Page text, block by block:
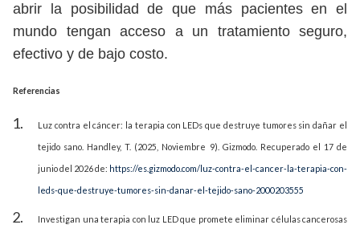
abrir la posibilidad de que más pacientes en el
mundo tengan acceso a un tratamiento seguro,
efectivo y de bajo costo.
Referencias
Luz contra el cáncer: la terapia con LEDs que destruye tumores sin dañar el
tejido sano. Handley, T. (2025, Noviembre 9). Gizmodo. Recuperado el 17 de
junio del 2026 de: https://es.gizmodo.com/luz-contra-el-cancer-la-terapia-con-
leds-que-destruye-tumores-sin-danar-el-tejido-sano-2000203555
Investigan una terapia con luz LED que promete eliminar células cancerosas